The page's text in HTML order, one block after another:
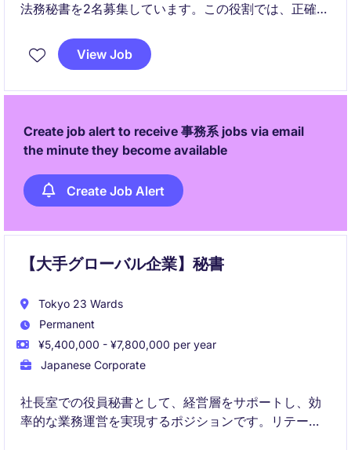
法務秘書を2名募集しています。この役割では、正確で
ていただきます。
View Job
Create job alert to receive 事務系 jobs via email
the minute they become available
Create Job Alert
【大手グローバル企業】秘書
Tokyo 23 Wards
Permanent
¥5,400,000 - ¥7,800,000 per year
Japanese Corporate
社長室での役員秘書として、経営層をサポートし、効
率的な業務運営を実現するポジションです。リテール